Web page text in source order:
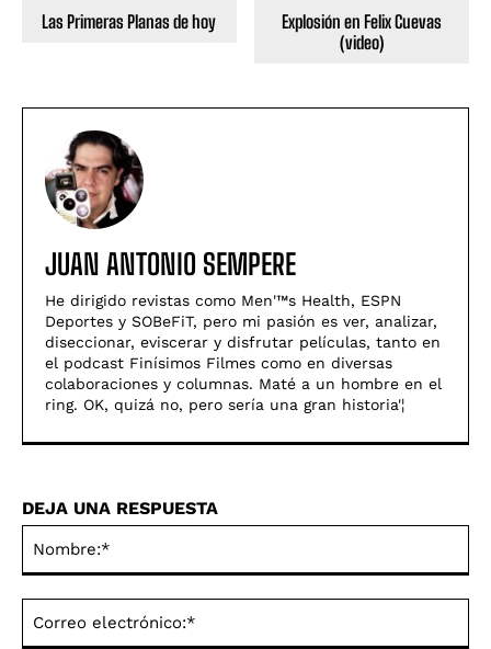
Las Primeras Planas de hoy
Explosión en Felix Cuevas
(video)
JUAN ANTONIO SEMPERE
He dirigido revistas como Men'™s Health, ESPN
Deportes y SOBeFiT, pero mi pasión es ver, analizar,
diseccionar, eviscerar y disfrutar pelí­culas, tanto en
el podcast Finí­simos Filmes como en diversas
colaboraciones y columnas. Maté a un hombre en el
ring. OK, quizá no, pero serí­a una gran historia'¦
DEJA UNA RESPUESTA